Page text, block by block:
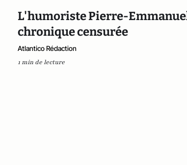
L'humoriste Pierre-
chronique censurée
Atlantico Rédaction
1 min de lecture